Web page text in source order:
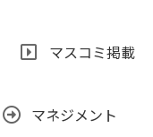
マスコミ掲載
マネジメント